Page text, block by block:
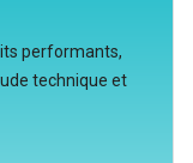
performants,
technique et